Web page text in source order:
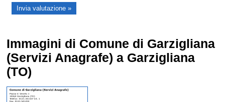
Immagini di Comune di Garzigliana
(Servizi Anagrafe) a Garzigliana
(TO)